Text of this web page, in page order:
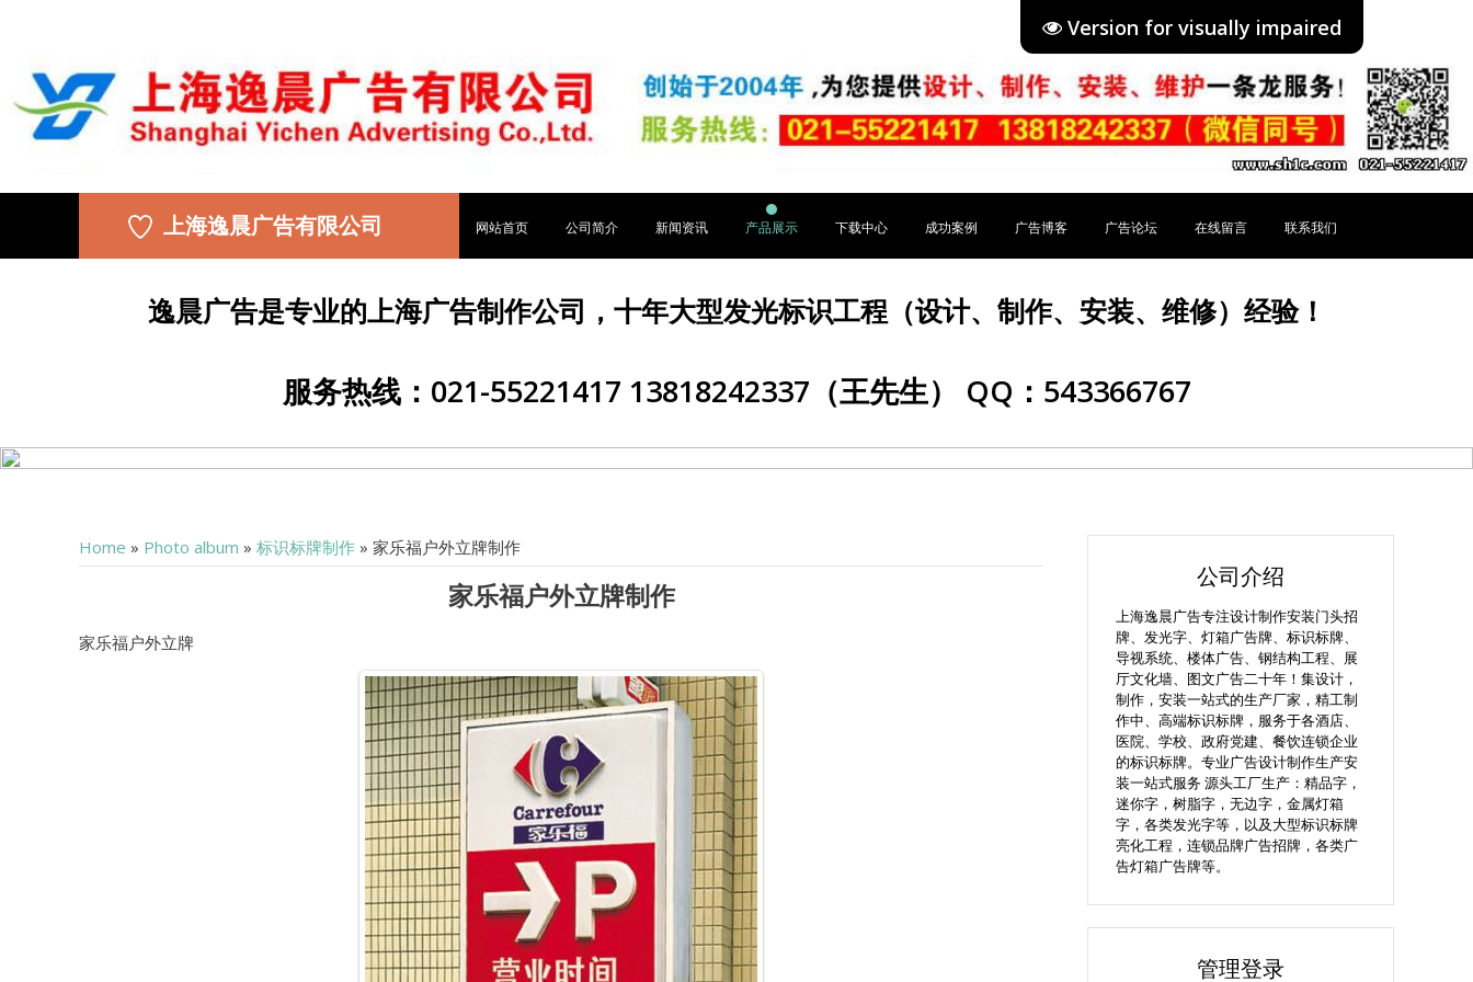
Version for visually impaired
上海逸晨广告有限公司 网站首页 公司简介 新闻资讯 产品展示 下载中心 成功案例 广告博客 广告论坛 在线留言 联系我们
逸晨广告是专业的上海广告制作公司，十年大型发光标识工程（设计、制作、安装、维修）经验！
服务热线：021-55221417 13818242337（王先生） QQ：543366767
Home » Photo album » 标识标牌制作 » 家乐福户外立牌制作
家乐福户外立牌制作
家乐福户外立牌
公司介绍
上海逸晨广告专注设计制作安装门头招
牌、发光字、灯箱广告牌、标识标牌、
导视系统、楼体广告、钢结构工程、展
厅文化墙、图文广告二十年！集设计，
制作，安装一站式的生产厂家，精工制
作中、高端标识标牌，服务于各酒店、
医院、学校、政府党建、餐饮连锁企业
的标识标牌。专业广告设计制作生产安
装一站式服务 源头工厂生产：精品字，
迷你字，树脂字，无边字，金属灯箱
字，各类发光字等，以及大型标识标牌
亮化工程，连锁品牌广告招牌，各类广
告灯箱广告牌等。
管理登录